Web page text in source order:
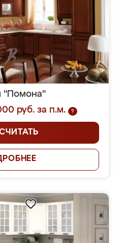
"Помона"
руб. за п.м.
?